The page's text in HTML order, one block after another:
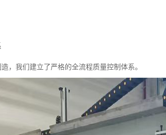
，我们建立了严格的全流程质量控制体系。